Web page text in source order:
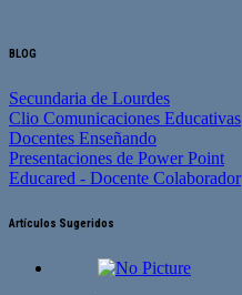
BLOG
Secundaria de Lourdes
Clio Comunicaciones Educativas
Docentes Enseñando
Presentaciones de Power Point
Educared - Docente Colaborador
Artículos Sugeridos